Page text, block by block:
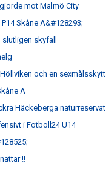
mot Malmö City
P14 Skåne A&#128293;
slutligen skyfall
och en sexmålsskytt
A
Häckeberga naturreservat
i Fotboll24 U14
!!